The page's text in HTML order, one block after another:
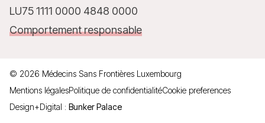
LU75 1111 0000 4848 0000
Comportement responsable
© 2026 Médecins Sans Frontières Luxembourg
Mentions légalesPolitique de confidentialitéCookie preferences
Design+Digital : Bunker Palace